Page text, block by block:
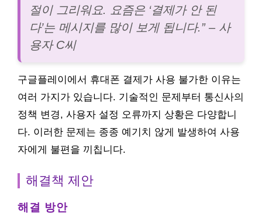
절이 그리워요. 요즘은 ‘결제가 안 된
다’는 메시지를 많이 보게 됩니다.” – 사
용자 C씨
구글플레이에서 휴대폰 결제가 사용 불가한 이유는
여러 가지가 있습니다. 기술적인 문제부터 통신사의
정책 변경, 사용자 설정 오류까지 상황은 다양합니
다. 이러한 문제는 종종 예기치 않게 발생하여 사용
자에게 불편을 끼칩니다.
해결책 제안
해결 방안